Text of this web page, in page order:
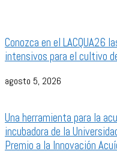
Conozca en el LACQUA26
intensivos para el cultivo
agosto 5, 2026
Una herramienta para la
incubadora de la
Premio a la Innovación